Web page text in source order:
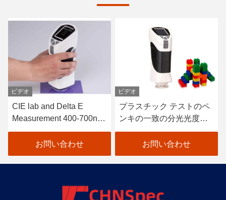
ビデオ
CIE lab and Delta E
Measurement 400-700nm
Colour Tester Portable
Colour Difference Meter
お問い合わせ
ビデオ
プラスチック テストのペ
ンキの一致の分光光度計0
- 200%年の測定範囲
お問い合わせ